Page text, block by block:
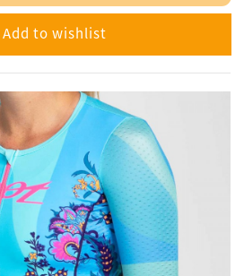
Add to wishlist